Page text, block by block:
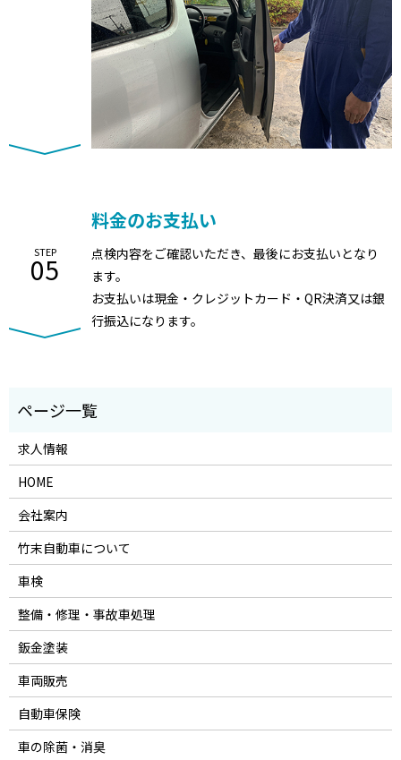
STEP
05
料金のお支払い
点検内容をご確認いただき、最後にお支払いとなり
ます。
お支払いは現金・クレジットカード・QR決済又は銀
行振込になります。
求人情報
HOME
会社案内
竹末自動車について
車検
整備・修理・事故車処理
鈑金塗装
車両販売
自動車保険
車の除菌・消臭